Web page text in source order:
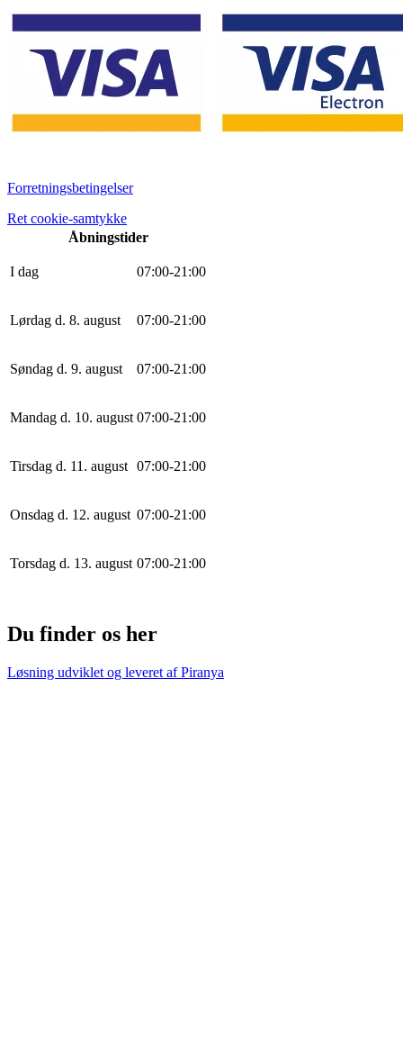
Forretningsbetingelser
Ret cookie-samtykke
Åbningstider
I dag 07:00-21 :00
Lørdag d. 8. august 07:00-21 :00
Søndag d. 9. august 07:00-21 :00
Mandag d. 10. august 07:00-21 :00
Tirsdag d. 11. august 07:00-21 :00
Onsdag d. 12. august 07:00-21 :00
Torsdag d. 13. august 07:00-21 :00
Du finder os her
Løsning udviklet og leveret afPiranya